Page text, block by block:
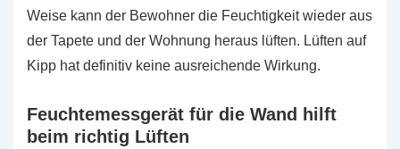
Weise kann der Bewohner die Feuchtigkeit wieder aus
der Tapete und der Wohnung heraus lüften. Lüften auf
Kipp hat definitiv keine ausreichende Wirkung.
Feuchtemessgerät für die Wand hilft
beim richtig Lüften